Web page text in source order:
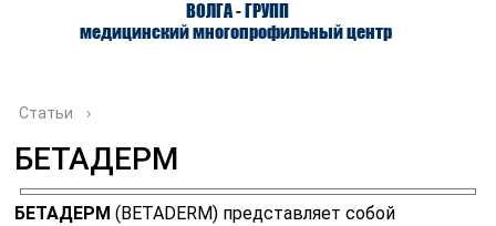
ВОЛГА - ГРУПП
медицинский многопрофильный центр
О ЦЕНТРЕ ВРАЧИ УСЛУГИ
Статьи ›
БЕТАДЕРМ
БЕТАДЕРМ (BETADERM) представляет собой